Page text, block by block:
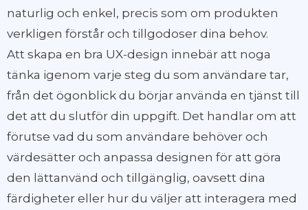
naturlig och enkel, precis som om produkten
verkligen förstår och tillgodoser dina behov.
Att skapa en bra UX-design innebär att noga
tänka igenom varje steg du som användare tar,
från det ögonblick du börjar använda en tjänst till
det att du slutför din uppgift. Det handlar om att
förutse vad du som användare behöver och
värdesätter och anpassa designen för att göra
den lättanvänd och tillgänglig, oavsett dina
färdigheter eller hur du väljer att interagera med